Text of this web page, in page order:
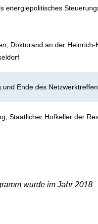
energiepolitisches
, Doktorand an der Heinrich-
und Ende des
Staatlicher Hofkeller der
wurde im Jahr 2018